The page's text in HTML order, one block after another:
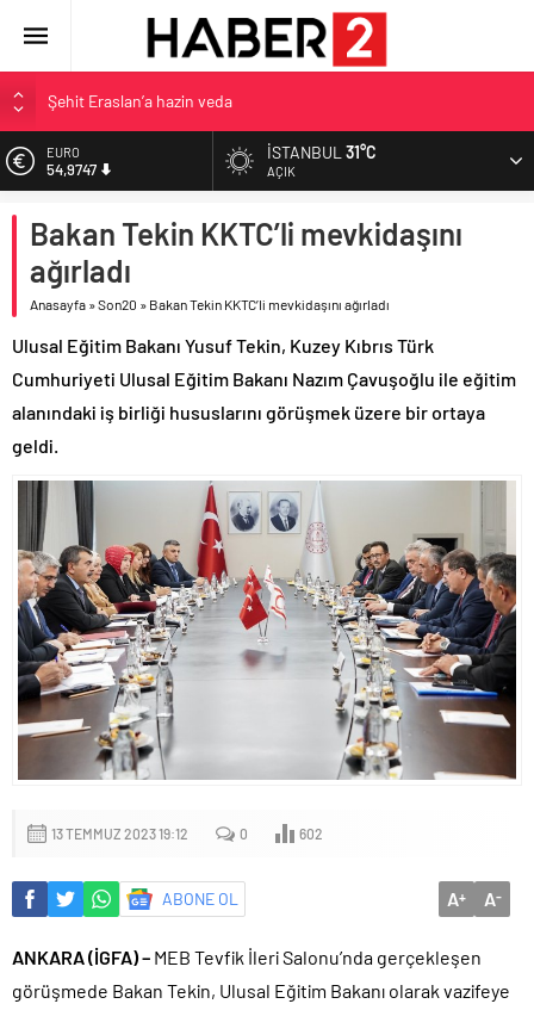
Şehit Eraslan’a hazin veda
Toprak Razgatlıoğlu Çekya’da ikinci oldu
Malatya’da Bakırcılar Çarşısı’na ilk kazma
İzmit Belediyesi’nden Tepeköy’de asfalt mesaisi
EURO
54,9747
6.499,25
BİST
13.798,82
47,5921
İSTANBUL31°C
AÇIK
Bakan Tekin KKTC’li mevkidaşını
ağırladı
Anasayfa »Son20 » Bakan Tekin KKTC’li mevkidaşını ağırladı
Ulusal Eğitim Bakanı Yusuf Tekin, Kuzey Kıbrıs Türk
Cumhuriyeti Ulusal Eğitim Bakanı Nazım Çavuşoğlu ile eğitim
alanındaki iş birliği hususlarını görüşmek üzere bir ortaya
geldi.
13 TEMMUZ 2023 19:12 0 602
ABONE OL A+ A-
ANKARA (İGFA) – MEB Tevfik İleri Salonu’nda gerçekleşen
görüşmede Bakan Tekin, Ulusal Eğitim Bakanı olarak vazifeye